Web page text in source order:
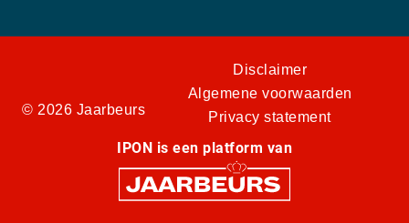
© 2026 Jaarbeurs
Disclaimer
Algemene voorwaarden
Privacy statement
IPON is een platform van